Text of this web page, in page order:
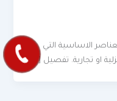
الاساسية التي
او تجارية. تفصيل […]